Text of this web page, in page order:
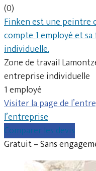
(0)
Finken est une peintre
compte 1 employé et
individuelle.
Zone de travail
entreprise individuelle
1 employé
Visiter la page de
l’entreprise
Comparer les devis
Gratuit – Sans